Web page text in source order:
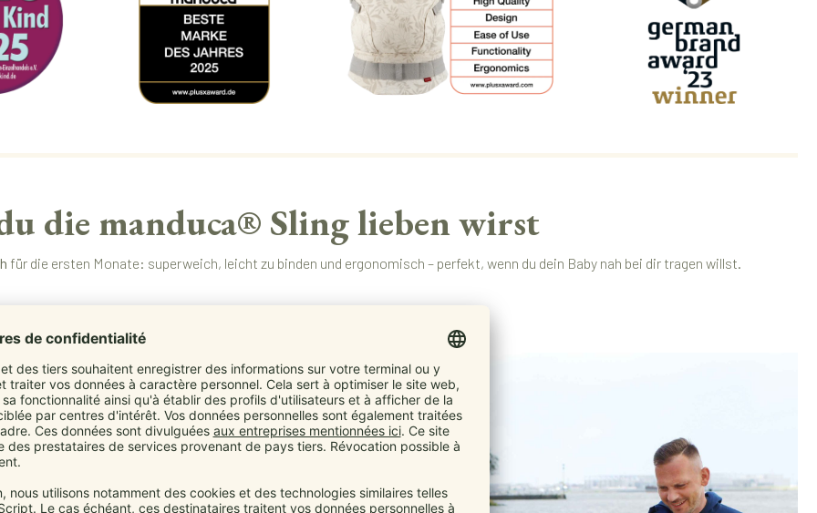
die manduca® Sling lieben wirst
für die ersten Monate: superweich, leicht zu binden und ergonomisch – perfekt, wenn du dein Baby nah bei dir tragen willst.